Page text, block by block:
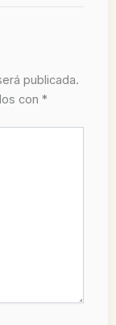
publicada.
con *